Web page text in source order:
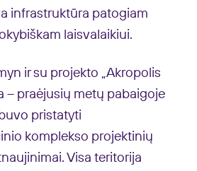
infrastruktūra patogiam
laisvalaikiui.
ir su projekto „Akropolis
– praėjusių metų pabaigoje
pristatyti
komplekso projektinių
Visa teritorija